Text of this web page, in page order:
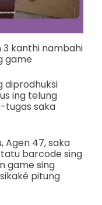
kanthi nambahi
game
diprodhuksi
ing telung
tugas saka
Agen 47, saka
barcode sing
game sing
pitung